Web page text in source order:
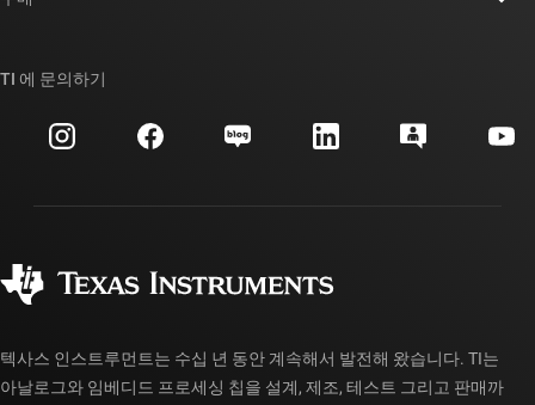
투자 관계
제조
대체품 검색
고객 지원 센터
myTI 계정 FAQ
주문 FAQ
TI 에 문의하기
텍사스 인스트루먼트는 수십 년 동안 계속해서 발전해 왔습니다. TI는
아날로그와 임베디드 프로세싱 칩을 설계, 제조, 테스트 그리고 판매까